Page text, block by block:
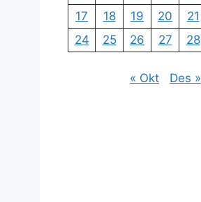
17
18 19 20 21
24
25 26 27 28
« Okt Des »